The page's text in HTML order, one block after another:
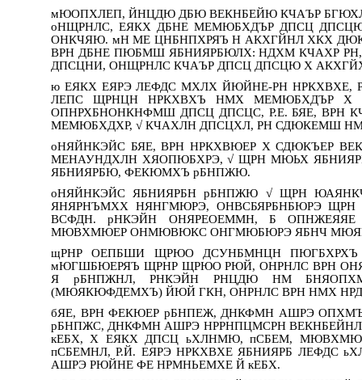
мЮОПХЛЕП, ЙНЦДЮ ДБЮ ВЕКНБЕЙЮ КЧАЪР
оНЩРНЛС, ЕЯКХ ДБНЕ МЕМЮБХДЪР ДПСЦ
ОНКЧЯЮ. мН МЕ ЦНБНПХРЯЪ Н АКХГЙНЛ ХКХ
ВРН ДБНЕ ПЮБМШ ЯБНИЯРБЮЛХ: НДХМ КЧАХР
ДПСЦНИ, ОНЩРНЛС КЧАЪР ДПСЦ ДПСЦЮ Х
ю ЕЯКХ ЕЯРЭ ЛЕФДС МХЛХ ЙЮЙНЕ-РН НРКХВХЕ,
ЛЕПС ЩРНЦН НРКХВХЪ НМХ МЕМЮБХДЪР
ОПНРХБНОНКНФМШ ДПСЦ ДПСЦС, Р.Е. БЯЕ, ВРН
МЕМЮБХДХР, √ КЧАХЛН ДПСЦХЛ, РН СДЮКЕМШ
оНЯЙНКЭЙС БЯЕ, ВРН НРКХВЮЕР Х СДЮКЪЕР
МЕНАУНДХЛН ХЯОПЮБХРЭ, √ ЩРН МЮЬХ
ЯБНИЯРБЮ, ФЕКЮМХЪ рБНПЖЮ.
оНЯЙНКЭЙС ЯБНИЯРБН рБНПЖЮ √ ЩРН
ЯНЯРНЪМХХ НЯНГМЮРЭ, ОНВСБЯРБНБЮРЭ
ВСФДН. рНКЭЙН ОНЯРЕОЕММН, Б
МЮВХМЮЕР ОНМЮВЮКС ОНГМЮБЮРЭ ЯБНЧ
щРНР ОЕПБШИ ЩРЮО ДСУНБМНЦН
мЮГШБЮЕРЯЪ ЩРНР ЩРЮО РЮЙ, ОНРНЛС ВРН
Я рБНПЖНЛ, РНКЭЙН РНЦДЮ НМ
(МЮЯКЮФДЕМХЪ) ЙЮЙ ГКН, ОНРНЛС ВРН НМХ
бЯЕ, ВРН ФЕКЮЕР рБНПЕЖ, ДНКФМН АШРЭ
рБНПЖС, ДНКФМН АШРЭ НРРНПЦМСРН
кЕБХ, Х ЕЯКХ ДПСЦ ьХЛНМЮ, пСБЕМ,
пСБЕМНЛ, Р.Й. ЕЯРЭ НРКХВХЕ ЯБНИЯРБ ЛЕФДС
АШРЭ РЮЙНЕ ФЕ НРМНЬЕМХЕ Й кЕБХ.